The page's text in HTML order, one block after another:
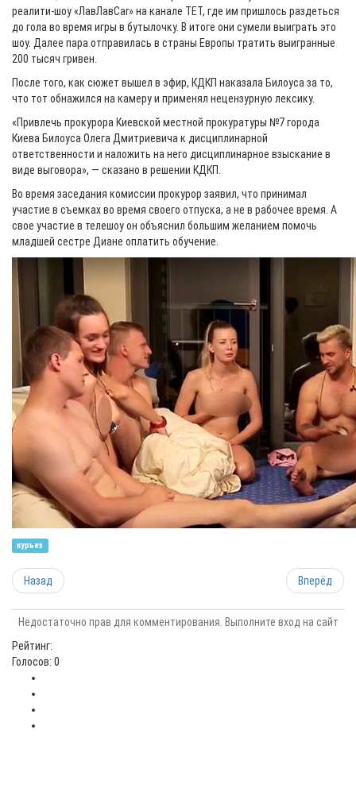
реалити-шоу «ЛавЛавСаr» на канале ТЕТ, где им пришлось раздеться
до гола во время игры в бутылочку. В итоге они сумели выиграть это
шоу. Далее пара отправилась в страны Европы тратить выигранные
200 тысяч гривен.
После того, как сюжет вышел в эфир, КДКП наказала Билоуса за то,
что тот обнажился на камеру и применял нецензурную лексику.
«Привлечь прокурора Киевской местной прокуратуры №7 города
Киева Билоуса Олега Дмитриевича к дисциплинарной
ответственности и наложить на него дисциплинарное взыскание в
виде выговора», — сказано в решении КДКП.
Во время заседания комиссии прокурор заявил, что принимал
участие в съемках во время своего отпуска, а не в рабочее время. А
свое участие в телешоу он объяснил большим желанием помочь
младшей сестре Диане оплатить обучение.
курьез
Назад Вперёд
Недостаточно прав для комментирования. Выполните вход на сайт
Рейтинг:
Голосов: 0